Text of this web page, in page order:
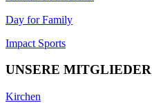
Day for Family
Impact Sports
UNSERE MITGLIEDER
Kirchen